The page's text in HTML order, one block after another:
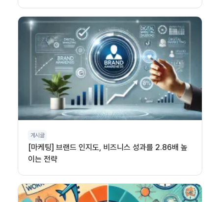
게시글
[마케팅] 브랜드 인지도, 비즈니스 성과를 2.86배 높
이는 전략